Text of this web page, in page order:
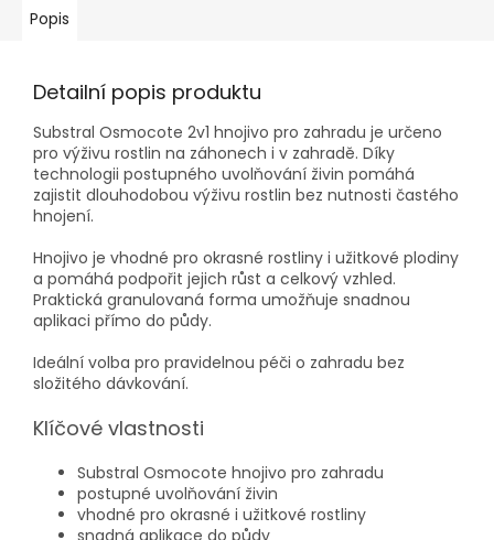
Popis
Detailní popis produktu
Substral Osmocote 2v1 hnojivo pro zahradu je určeno
pro výživu rostlin na záhonech i v zahradě. Díky
technologii postupného uvolňování živin pomáhá
zajistit dlouhodobou výživu rostlin bez nutnosti častého
hnojení.
Hnojivo je vhodné pro okrasné rostliny i užitkové plodiny
a pomáhá podpořit jejich růst a celkový vzhled.
Praktická granulovaná forma umožňuje snadnou
aplikaci přímo do půdy.
Ideální volba pro pravidelnou péči o zahradu bez
složitého dávkování.
Klíčové vlastnosti
Substral Osmocote hnojivo pro zahradu
postupné uvolňování živin
vhodné pro okrasné i užitkové rostliny
snadná aplikace do půdy